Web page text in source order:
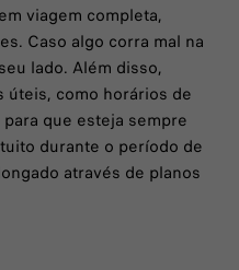
viagem completa,
Caso algo corra mal na
lado. Além disso,
úteis, como horários de
que esteja sempre
durante o período de
através de planos